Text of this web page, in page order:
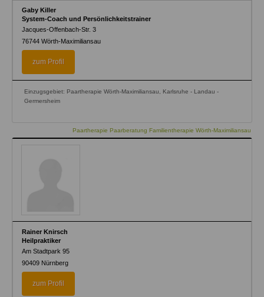
Gaby Killer
System-Coach und Persönlichkeitstrainer
Jacques-Offenbach-Str. 3
76744 Wörth-Maximiliansau
zum Profil
Einzugsgebiet: Paartherapie Wörth-Maximiliansau, Karlsruhe - Landau -
Germersheim
Paartherapie Paarberatung Familientherapie Wörth-Maximiliansau
Rainer Knirsch
Heilpraktiker
Am Stadtpark 95
90409 Nürnberg
zum Profil